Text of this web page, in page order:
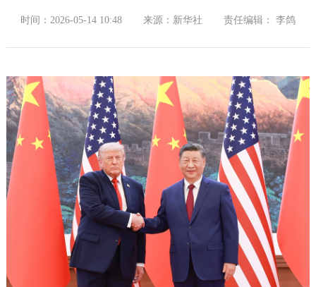
时间：2026-05-14 10:48 来源：新华社 责任编辑： 李鸽